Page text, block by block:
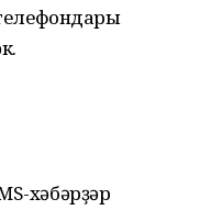
хәбәрҙәр